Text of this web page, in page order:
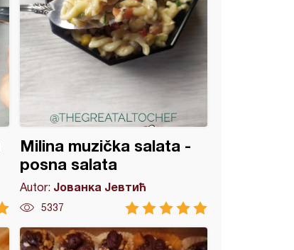
Milina muzička salata -
posna salata
Autor: Јованка Јевтић
5337